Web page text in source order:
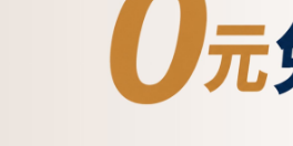
真皮半月型單肩包 - 兩色
(234009)
NT$5,100
熊